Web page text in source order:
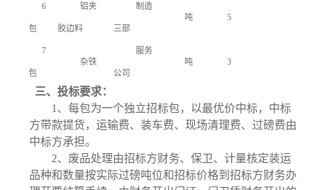
6
包
铝夹
胶边料
制造
三部
吨 5
7
包
杂铁
服务
公司
吨 3
三、投标要求：
1、 每包为一个独立招标包，以最优价中标，中标
方带款提货，运输费、装车费、现场清理费、过磅费由
中标方承担。
2、 废品处理由招标方财务、保卫、计量核定装运
品种和数量按实际过磅吨位和招标价格到招标方财务办